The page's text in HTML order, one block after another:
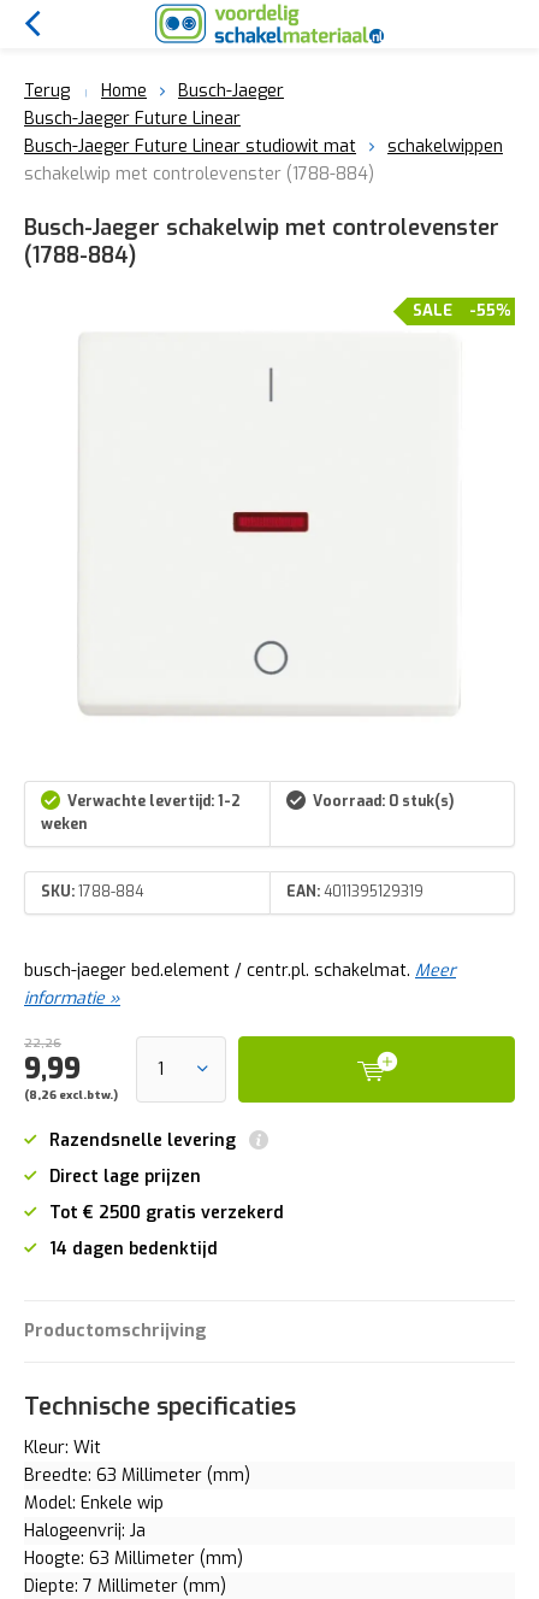
Terug Home
Busch-Jaeger
Busch-Jaeger Future Linear
Busch-Jaeger Future Linear studiowit mat
schakelwippen
schakelwip met controlevenster (1788-884)
Busch-Jaeger schakelwip met controlevenster
(1788-884)
-55%
SALE
Verwachte levertijd: 1-2
weken
Voorraad: 0 stuk(s)
SKU:1788-884 EAN:4011395129319
busch-jaeger bed.element / centr.pl. schakelmat. Meer
informatie »
22,26
9,99
(8,26 excl.btw.)
Razendsnelle levering
Direct lage prijzen
Tot € 2500 gratis verzekerd
14 dagen bedenktijd
Productomschrijving
Technische specificaties
Kleur: Wit
Breedte: 63 Millimeter (mm)
Model: Enkele wip
Halogeenvrij: Ja
Hoogte: 63 Millimeter (mm)
Diepte: 7 Millimeter (mm)